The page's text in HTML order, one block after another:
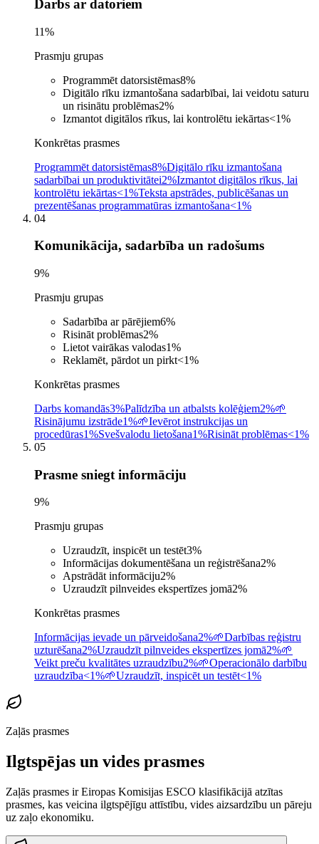
Darbs ar datoriem
11%
Prasmju grupas
Programmēt datorsistēmas8%
Digitālo rīku izmantošana sadarbībai, lai veidotu saturu
un risinātu problēmas2%
Izmantot digitālos rīkus, lai kontrolētu iekārtas<1%
Konkrētas prasmes
Programmēt datorsistēmas8%Digitālo rīku izmantošana
sadarbībai un produktivitātei2%Izmantot digitālos rīkus, lai
kontrolētu iekārtas<1%Teksta apstrādes, publicēšanas un
prezentēšanas programmatūras izmantošana<1%
04
Komunikācija, sadarbība un radošums
9%
Prasmju grupas
Sadarbība ar pārējiem6%
Risināt problēmas2%
Lietot vairākas valodas1%
Reklamēt, pārdot un pirkt<1%
Konkrētas prasmes
Darbs komandās3%Palīdzība un atbalsts kolēģiem2%🌱
Risinājumu izstrāde1%🌱Ievērot instrukcijas un
procedūras1%Svešvalodu lietošana1%Risināt problēmas<1%
05
Prasme sniegt informāciju
9%
Prasmju grupas
Uzraudzīt, inspicēt un testēt3%
Informācijas dokumentēšana un reģistrēšana2%
Apstrādāt informāciju2%
Uzraudzīt pilnveides ekspertīzes jomā2%
Konkrētas prasmes
Informācijas ievade un pārveidošana2%🌱Darbības reģistru
uzturēšana2%Uzraudzīt pilnveides ekspertīzes jomā2%🌱
Veikt preču kvalitātes uzraudzību2%🌱Operacionālo darbību
uzraudzība<1%🌱Uzraudzīt, inspicēt un testēt<1%
Zaļās prasmes
Ilgtspējas un vides prasmes
Zaļās prasmes ir Eiropas Komisijas ESCO klasifikācijā atzītas
prasmes, kas veicina ilgtspējīgu attīstību, vides aizsardzību un pāreju
uz zaļo ekonomiku.